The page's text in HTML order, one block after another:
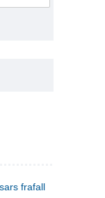
frafall